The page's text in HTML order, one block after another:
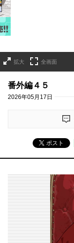
拡大 全画面
番外編４５
2026年05月17日
ポスト